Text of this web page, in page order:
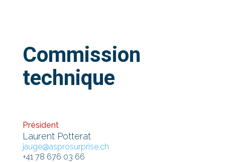
Commission
technique
Président
Laurent Potterat
jauge@asprosurprise.ch
+41 78 676 03 66